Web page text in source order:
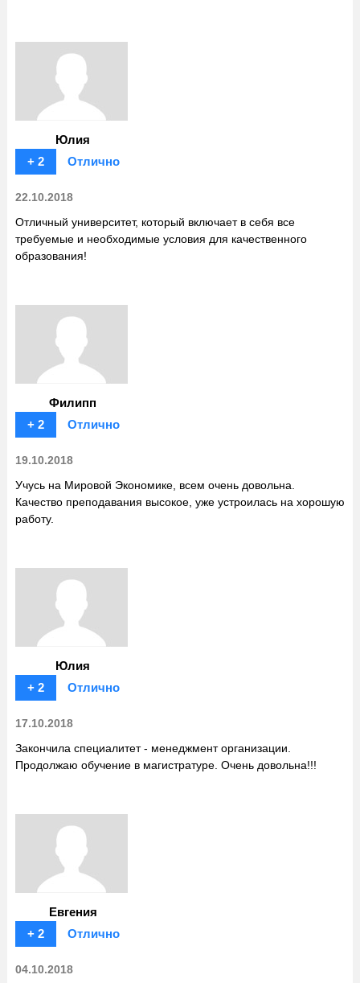
Юлия
+ 2
Отлично
22.10.2018
Отличный университет, который включает в себя все
требуемые и необходимые условия для качественного
образования!
Филипп
+ 2
Отлично
19.10.2018
Учусь на Мировой Экономике, всем очень довольна.
Качество преподавания высокое, уже устроилась на хорошую
работу.
Юлия
+ 2
Отлично
17.10.2018
Закончила специалитет - менеджмент организации.
Продолжаю обучение в магистратуре. Очень довольна!!!
Евгения
+ 2
Отлично
04.10.2018